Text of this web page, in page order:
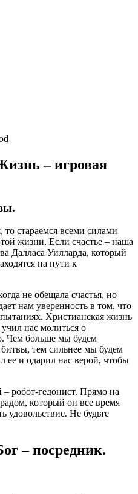
– игровая
стараемся всеми силами
жизни. Если счастье – наша
Далласа Уилларда, который
на пути к
не обещала счастья, но
нам уверенность в том, что
Христианская жизнь
нас молиться о
Чем больше мы будем
тем сильнее мы будем
ее и одарил нас верой, чтобы
– робот-гедонист. Прямо на
который он все время
удовольствие. Не будьте
– посредник.